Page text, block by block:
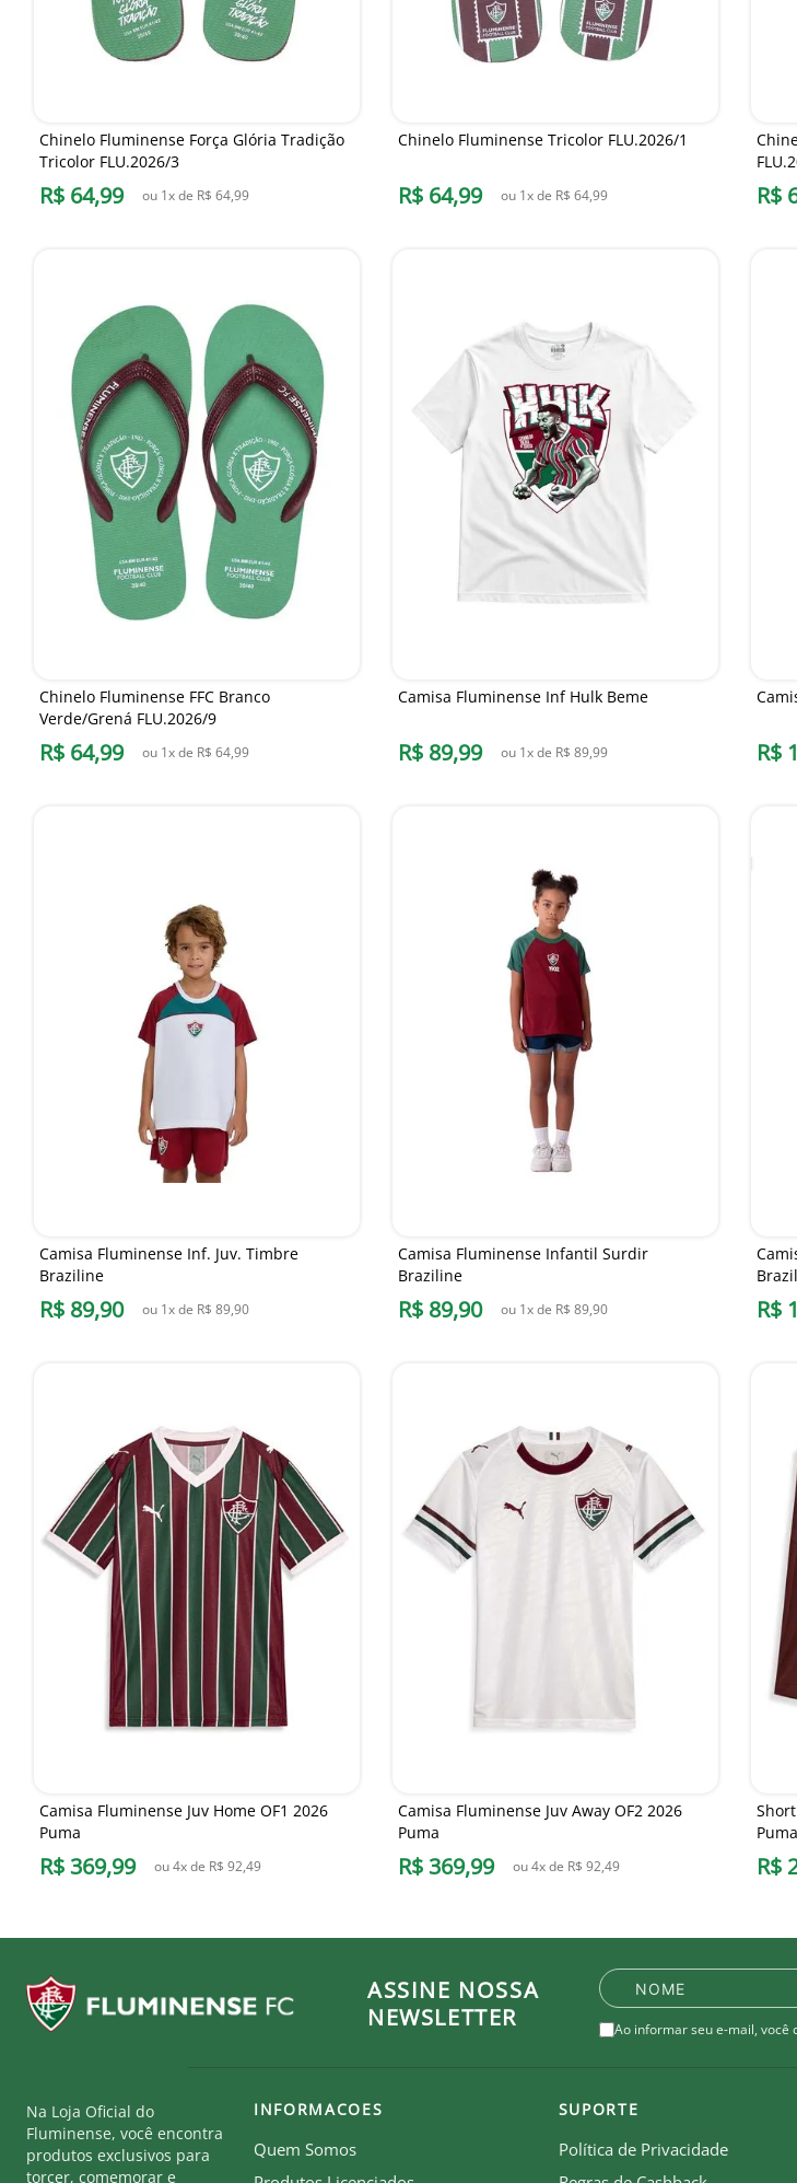
Chinelo Fluminense Força Glória Tradição
Tricolor FLU.2026/3
R$ 64,99 ou 1x de R$ 64,99
Chinelo Fluminense Tricolor FLU.2026/1
R$ 64,99 ou 1x de R$ 64,99 R$
Chinelo Fluminense FFC Branco
Verde/Grená FLU.2026/9
R$ 64,99 ou 1x de R$ 64,99
Camisa Fluminense Inf Hulk Beme
R$ 89,99 ou 1x de R$ 89,99 R$
Camisa Fluminense Inf. Juv. Timbre
Braziline
R$ 89,90 ou 1x de R$ 89,90
Camisa Fluminense Infantil Surdir
Braziline
R$ 89,90 ou 1x de R$ 89,90 R$
Camisa Fluminense Juv Home OF1 2026
Puma
R$ 369,99 ou4x de R$ 92,49
Camisa Fluminense Juv Away OF2 2026
Puma
R$ 369,99 ou4x de R$ 92,49
Puma
R$
ASSINE NOSSA
NEWSLETTER
Ao informar seu e-mail, você
Na Loja Oficial do
Fluminense, você encontra
produtos exclusivos para
torcer, comemorar e
INFORMACOES
Quem Somos
SUPORTE
Política de Privacidade